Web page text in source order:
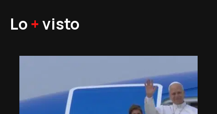
Lo +visto